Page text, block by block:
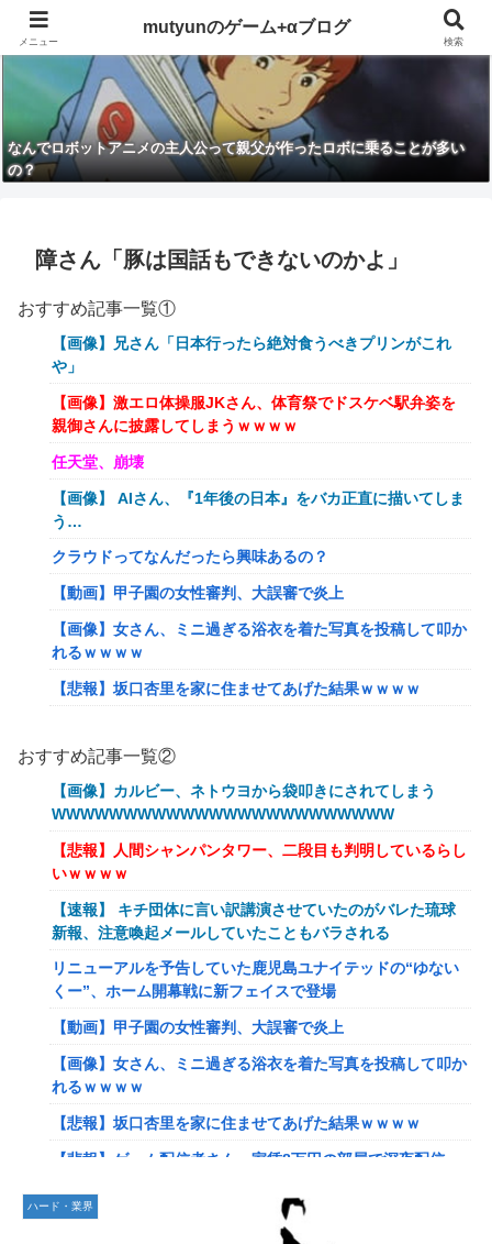
なんでロボットアニメの主人公って親父が作ったロボに乗ることが多い
の？
障さん「豚は国話もできないのかよ」
おすすめ記事一覧①
【画像】兄さん「日本行ったら絶対食うべきプリンがこれ
や」
【画像】激エロ体操服JKさん、体育祭でドスケベ駅弁姿を
親御さんに披露してしまうｗｗｗｗ
任天堂、崩壊
【画像】 AIさん、『1年後の日本』をバカ正直に描いてしま
う…
クラウドってなんだったら興味あるの？
【動画】甲子園の女性審判、大誤審で炎上
【画像】女さん、ミニ過ぎる浴衣を着た写真を投稿して叩か
れるｗｗｗｗ
【悲報】坂口杏里を家に住ませてあげた結果ｗｗｗｗ
ｗｗｗｗｗｗｗ
「FF10の名シーン」←思い浮かべたもの
【ｗ】物凄くカワイイ子猫の取っ組み合い！
【悲報】オーケストラ演奏家「ゲーム音楽をやらないと儲か
らなくなった。本当にイライラする😡」
【艦これ】でもイベントのたびに思うんだ 空母機動部隊っ
てクソだわ！
【艦これ】ひみつの通り道 他
【艦これ】ナマケモノアガノウサギ 他
【艦これ】競泳水着いんのかよ
日産e-power、無給油で1980km走行しギネス記録を達成！
→山頂から下ってるだけでした…
イーロン・マスク「中国のロボットはデタラメで遠隔操作し
【速報】北海道江別大学生殺人事件、主犯格の川口被告(19)
に無期懲役の判決←これ、妥当だと思う？？？？？？
おすすめ記事一覧②
【画像】カルビー、ネトウヨから袋叩きにされてしまう
WWWWWWWWWWWWWWWWWWWWWWWW
【悲報】人間シャンパンタワー、二段目も判明しているらし
いｗｗｗｗ
【速報】 キチ団体に言い訳講演させていたのがバレた琉球
新報、注意喚起メールしていたこともバラされる
リニューアルを予告していた鹿児島ユナイテッドの“ゆない
くー”、ホーム開幕戦に新フェイスで登場
【動画】甲子園の女性審判、大誤審で炎上
【画像】女さん、ミニ過ぎる浴衣を着た写真を投稿して叩か
れるｗｗｗｗ
【悲報】坂口杏里を家に住ませてあげた結果ｗｗｗｗ
【悲報】ゲーム配信者さん、家賃8万円の部屋で深夜配信→
【速報】ひろゆき、離婚wwwwww
ハード・業界
メニュー
mutyunのゲーム+αブログ
検索